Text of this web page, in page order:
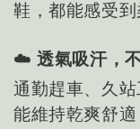
鞋，都能感受到
☁️透氣吸汗，
通勤趕車、久
能維持乾爽舒